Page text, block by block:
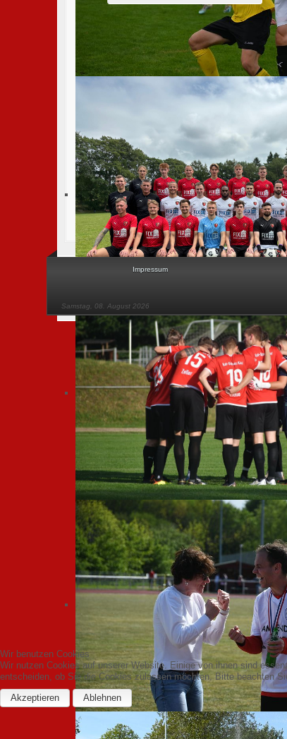
Martin Siedler
1. Herren Liga Manager
Marc Zeller
Co-Trainer 1. Herren
Impressum
Samstag, 08. August 2026
Wir benutzen Cookies
Wir nutzen Cookies auf unserer Website. Einige von ihnen sind
entscheiden, ob Sie die Cookies zulassen möchten. Bitte beachten
Akzeptieren
Ablehnen